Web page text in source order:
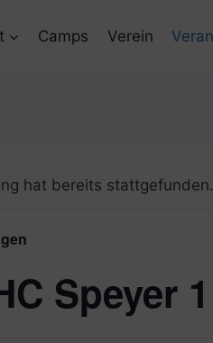
Camps Verein
hat bereits stattgefunden.
Speyer